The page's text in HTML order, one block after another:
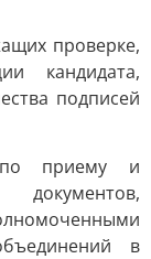
проверке,
кандидата,
подписей
по приему и
в